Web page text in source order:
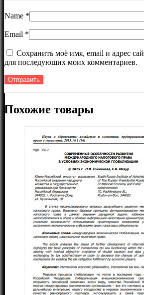
Name *
Email *
Сохранить моё имя, email и адрес
для последующих моих комментариев.
Похожие товары